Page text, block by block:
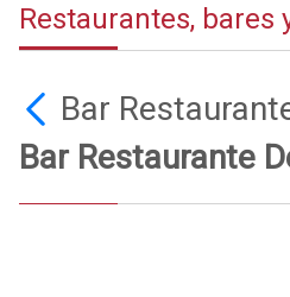
Restaurantes, bares
Bar
Bar Restaurante